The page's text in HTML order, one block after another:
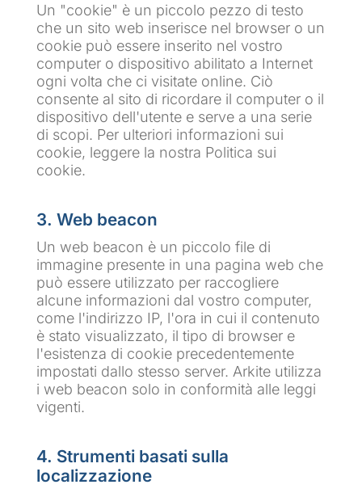
Un "cookie" è un piccolo pezzo di testo
che un sito web inserisce nel browser o un
cookie può essere inserito nel vostro
computer o dispositivo abilitato a Internet
ogni volta che ci visitate online. Ciò
consente al sito di ricordare il computer o il
dispositivo dell'utente e serve a una serie
di scopi. Per ulteriori informazioni sui
cookie, leggere la nostra Politica sui
cookie.
3. Web beacon
Un web beacon è un piccolo file di
immagine presente in una pagina web che
può essere utilizzato per raccogliere
alcune informazioni dal vostro computer,
come l'indirizzo IP, l'ora in cui il contenuto
è stato visualizzato, il tipo di browser e
l'esistenza di cookie precedentemente
impostati dallo stesso server. Arkite utilizza
i web beacon solo in conformità alle leggi
vigenti.
4. Strumenti basati sulla
localizzazione